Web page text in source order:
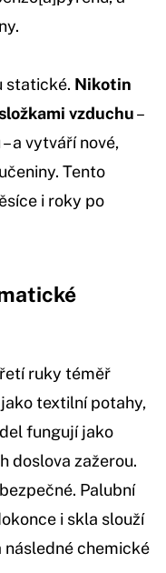
statické. Nikotin
vzduchu–
a vytváří nové,
Tento
i roky po
ruky téměř
textilní potahy,
fungují jako
doslova zažerou.
Palubní
i skla slouží
následné chemické